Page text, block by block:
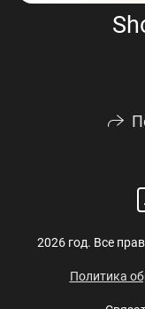
2026 год. Все
Политика